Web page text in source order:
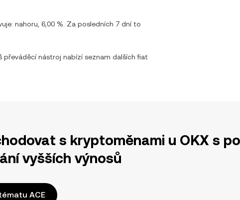
nahoru 6,00 % . Za posledních 7 dní to
převáděcí nástroj nabízí seznam dalších fiat
s kryptoměnami u OKX s
vyšších výnosů
ACE